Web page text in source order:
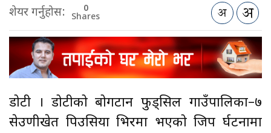
शेयर गर्नुहोस: 0
Shares
डोटी । डोटीको बोगटान फुड्सिल गाउँपालिका–७
सेउणीखेत पिउसिया भिरमा भएको जिप दुर्घटनामा